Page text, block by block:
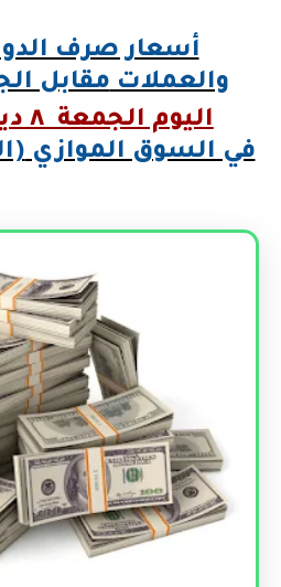
أسعار صرف
والعملاتمقابل
اليوم الجمعة٨
في السوق الموازي